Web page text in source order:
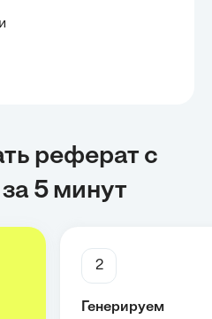
реферат с
5 минут
2
Генерируем